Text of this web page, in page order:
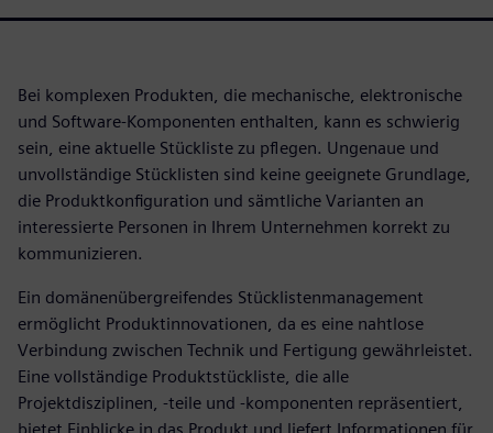
Bei komplexen Produkten, die mechanische, elektronische
und Software-Komponenten enthalten, kann es schwierig
sein, eine aktuelle Stückliste zu pflegen. Ungenaue und
unvollständige Stücklisten sind keine geeignete Grundlage,
die Produktkonfiguration und sämtliche Varianten an
interessierte Personen in Ihrem Unternehmen korrekt zu
kommunizieren.
Ein domänenübergreifendes Stücklistenmanagement
ermöglicht Produktinnovationen, da es eine nahtlose
Verbindung zwischen Technik und Fertigung gewährleistet.
Eine vollständige Produktstückliste, die alle
Projektdisziplinen, -teile und -komponenten repräsentiert,
bietet Einblicke in das Produkt und liefert Informationen für